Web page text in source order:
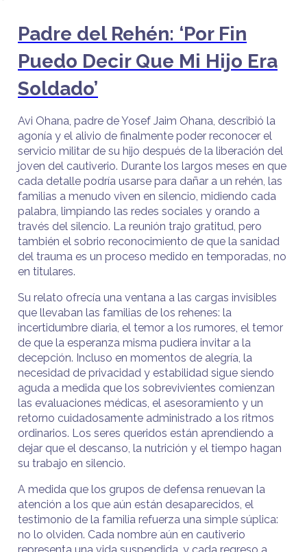
Padre del Rehén: ‘Por Fin
Puedo Decir Que Mi Hijo Era
Soldado’
Avi Ohana, padre de Yosef Jaim Ohana, describió la
agonía y el alivio de finalmente poder reconocer el
servicio militar de su hijo después de la liberación del
joven del cautiverio. Durante los largos meses en que
cada detalle podría usarse para dañar a un rehén, las
familias a menudo viven en silencio, midiendo cada
palabra, limpiando las redes sociales y orando a
través del silencio. La reunión trajo gratitud, pero
también el sobrio reconocimiento de que la sanidad
del trauma es un proceso medido en temporadas, no
en titulares.
Su relato ofrecía una ventana a las cargas invisibles
que llevaban las familias de los rehenes: la
incertidumbre diaria, el temor a los rumores, el temor
de que la esperanza misma pudiera invitar a la
decepción. Incluso en momentos de alegría, la
necesidad de privacidad y estabilidad sigue siendo
aguda a medida que los sobrevivientes comienzan
las evaluaciones médicas, el asesoramiento y un
retorno cuidadosamente administrado a los ritmos
ordinarios. Los seres queridos están aprendiendo a
dejar que el descanso, la nutrición y el tiempo hagan
su trabajo en silencio.
A medida que los grupos de defensa renuevan la
atención a los que aún están desaparecidos, el
testimonio de la familia refuerza una simple súplica:
no lo olviden. Cada nombre aún en cautiverio